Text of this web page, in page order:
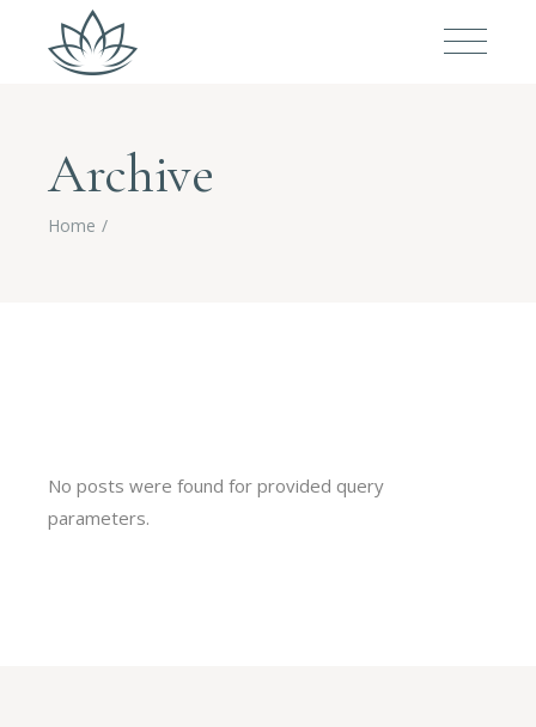
Archive
Home
No posts were found for provided query
parameters.